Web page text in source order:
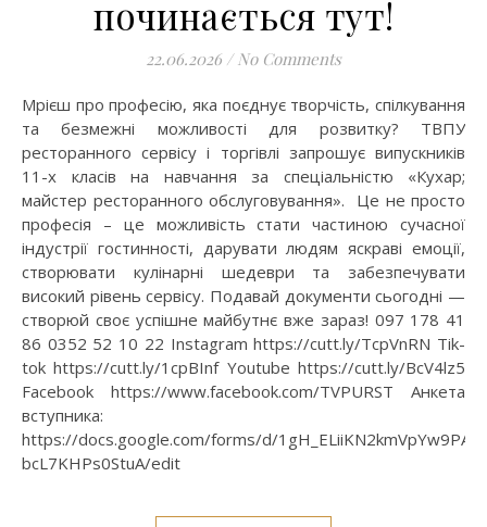
починається тут!
22.06.2026 / No Comments
Мрієш про професію, яка поєднує творчість, спілкування
та безмежні можливості для розвитку? ТВПУ
ресторанного сервісу і торгівлі запрошує випускників
11-х класів на навчання за спеціальністю «Кухар;
майстер ресторанного обслуговування». Це не просто
професія – це можливість стати частиною сучасної
індустрії гостинності, дарувати людям яскраві емоції,
створювати кулінарні шедеври та забезпечувати
високий рівень сервісу. Подавай документи сьогодні —
створюй своє успішне майбутнє вже зараз! 097 178 41
86 0352 52 10 22 Instagram https://cutt.ly/TcpVnRN Tik-
tok https://cutt.ly/1cpBInf Youtube https://cutt.ly/BcV4lz5
Facebook https://www.facebook.com/TVPURST Анкета
вступника:
https://docs.google.com/forms/d/
bcL7KHPs0StuA/edit